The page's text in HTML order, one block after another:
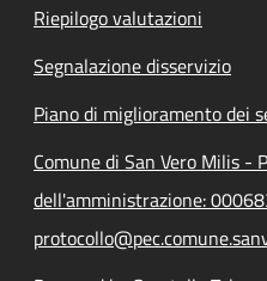
Riepilogo valutazioni
Segnalazione disservizio
Piano di miglioramento dei
Comune di San Vero Milis -
dell'amministrazione: